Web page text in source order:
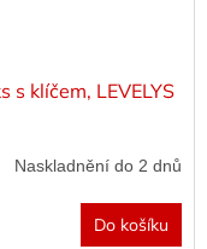
klíčem, LEVELYS
Naskladnění do 2 dnů
Do košíku